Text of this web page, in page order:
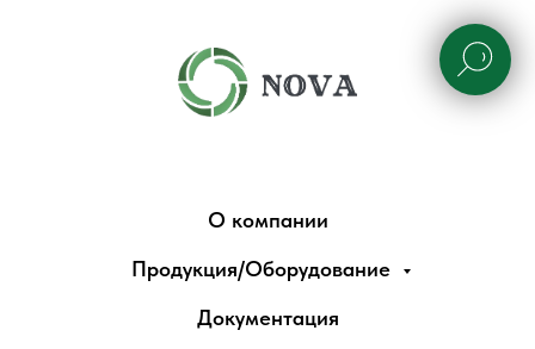
О компании
Продукция/Оборудование
Документация